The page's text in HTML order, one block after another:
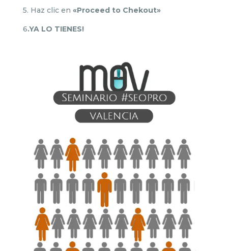
5. Haz clic en «Proceed to Chekout»
6.YA LO TIENES!